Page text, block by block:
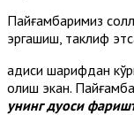
Пайғамбаримиз
эргашиш, таклиф
Ҳадиси шарифдан
олиш экан.
унинг дуоси